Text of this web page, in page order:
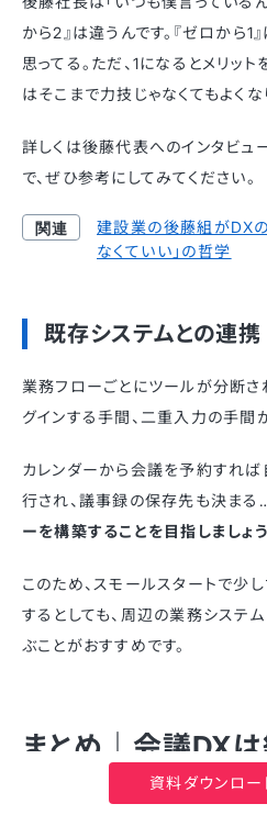
から2』は違うんです。『ゼロから
思ってる。ただ、1になるとメリッ
はそこまで力技じゃなくてもよくな
詳しくは後藤代表へのインタビュ
で、ぜひ参考にしてみてください。
建設業の後藤組がDX
なくていい」の哲学
既存システムとの連携
業務フローごとにツールが分断さ
グインする手間、二重入力の手間
カレンダーから会議を予約すれ
行され、議事録の保存先も決まる
ーを構築することを目指しましょう
このため、スモールスタートで少
するとしても、周辺の業務システ
ぶことがおすすめです。
まとめ｜会議DX
資料ダウンロー